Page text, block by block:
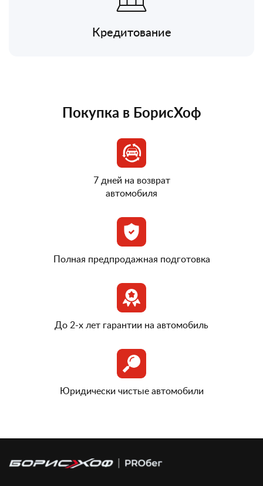
Кредитование
Покупка в БорисХоф
7 дней на возврат
автомобиля
Полная предпродажная подготовка
До 2-х лет гарантии на автомобиль
Юридически чистые автомобили